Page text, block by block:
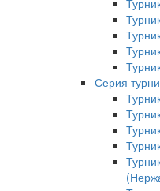
Серия